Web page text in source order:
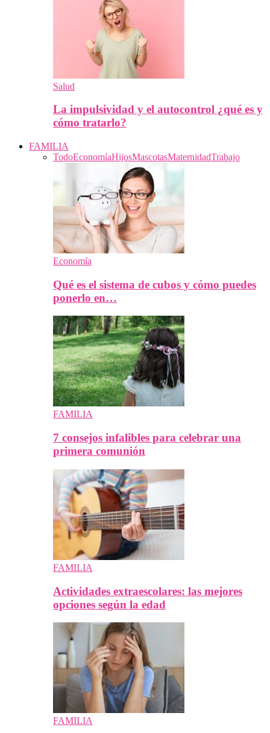
Salud
La impulsividad y el autocontrol ¿qué es y
cómo tratarlo?
FAMILIA
TodoEconomíaHijosMascotasMaternidadTrabajo
Economía
Qué es el sistema de cubos y cómo puedes
ponerlo en…
FAMILIA
7 consejos infalibles para celebrar una
primera comunión
FAMILIA
Actividades extraescolares: las mejores
opciones según la edad
FAMILIA